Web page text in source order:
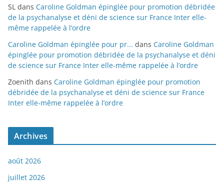
SL dans Caroline Goldman épinglée pour promotion débridée
de la psychanalyse et déni de science sur France Inter elle-
même rappelée à l’ordre
Caroline Goldman épinglée pour pr... dans Caroline Goldman
épinglée pour promotion débridée de la psychanalyse et déni
de science sur France Inter elle-même rappelée à l’ordre
Zoenith dans Caroline Goldman épinglée pour promotion
débridée de la psychanalyse et déni de science sur France
Inter elle-même rappelée à l’ordre
Archives
août 2026
juillet 2026